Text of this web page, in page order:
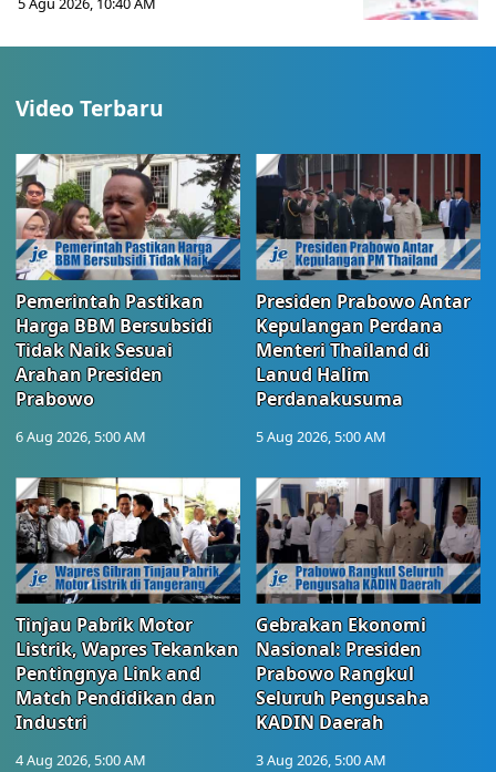
Video Terbaru
Pemerintah Pastikan
Harga BBM Bersubsidi
Tidak Naik Sesuai
Arahan Presiden
Prabowo
6 Aug 2026, 5:00 AM
Presiden Prabowo Antar
Kepulangan Perdana
Menteri Thailand di
Lanud Halim
Perdanakusuma
5 Aug 2026, 5:00 AM
Tinjau Pabrik Motor
Listrik, Wapres Tekankan
Pentingnya Link and
Match Pendidikan dan
Industri
4 Aug 2026, 5:00 AM
Gebrakan Ekonomi
Nasional: Presiden
Prabowo Rangkul
Seluruh Pengusaha
KADIN Daerah
3 Aug 2026, 5:00 AM